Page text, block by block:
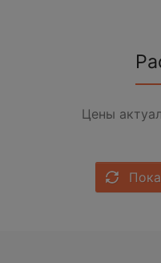
Цены